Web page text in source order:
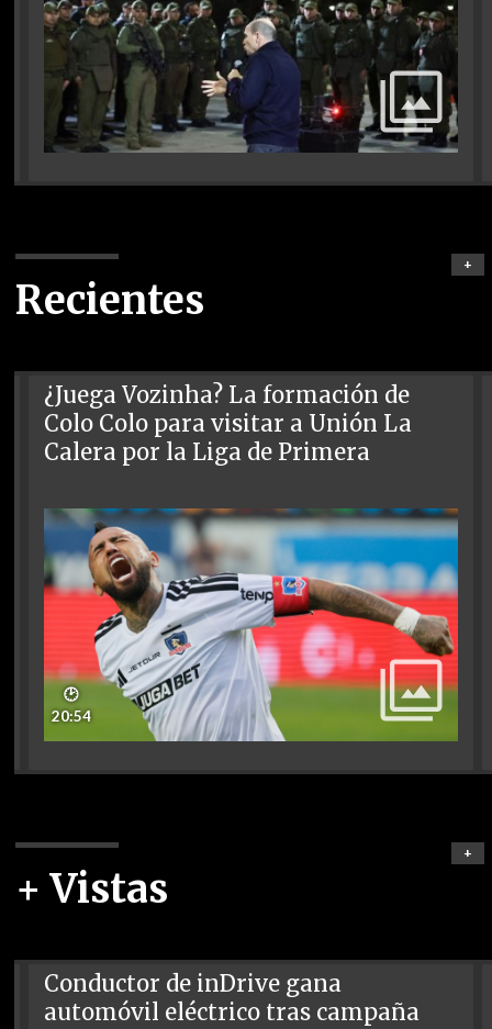
Recientes
+
¿Juega Vozinha? La formación de
Colo Colo para visitar a Unión La
Calera por la Liga de Primera
🕑
20:54
+ Vistas
+
Conductor de inDrive gana
automóvil eléctrico tras campaña